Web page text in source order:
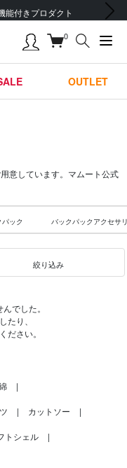
能付きプロダクト
次の画像
0
OUTLET
意しています。マムート公式
ック バックパックアクセサ
絞り込み
でした。
たり、
ださい。
カットソー
トシェル